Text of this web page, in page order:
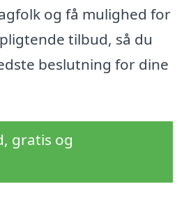
og få mulighed for
tilbud, så du
beslutning for dine
gratis og